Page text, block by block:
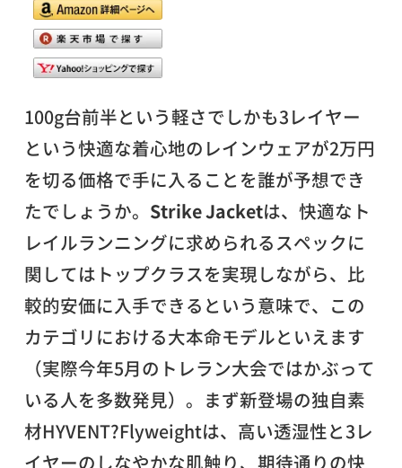
100g台前半という軽さでしかも3レイヤー
という快適な着心地のレインウェアが2万円
を切る価格で手に入ることを誰が予想でき
たでしょうか。 Strike Jacketは、快適なト
レイルランニングに求められるスペックに
関してはトップクラスを実現しながら、比
較的安価に入手できるという意味で、この
カテゴリにおける大本命モデルといえます
（実際今年5月のトレラン大会ではかぶって
いる人を多数発見）。まず新登場の独自素
材HYVENT?Flyweightは、高い透湿性と3レ
イヤーのしなやかな肌触り、期待通りの快